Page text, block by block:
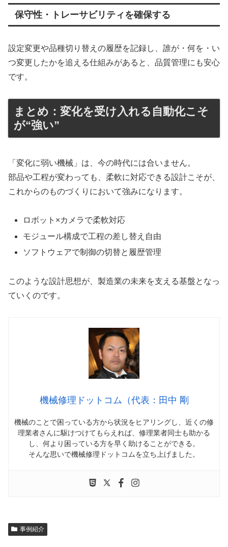
保守性・トレーサビリティを確保する
設定変更や品種切り替えの履歴を記録し、誰が・何を・い
つ変更したかを追える仕組みがあると、品質管理にも安心
です。
まとめ：変化を受け入れる自動化こそ
が“強い”
「変化に弱い機械」は、今の時代には合いません。
部品や工程が変わっても、柔軟に対応できる設計こそが、
これからのものづくりにおいて強みになります。
ロボット×カメラで柔軟対応
モジュール構成で工程の差し替え自由
ソフトウェアで制御の切替と履歴管理
このような設計思想が、製造業の未来を支える基盤となっ
ていくのです。
機械修理ドットコム（代表：田中 剛
機械のことで困っている方から状況をヒアリングし、近くの修
理業者さんに駆けつけてもらえれば、修理業者同士も助かる
し、何より困っている方を早く助けることができる。
そんな思いで機械修理ドットコムを立ち上げました。
事例紹介